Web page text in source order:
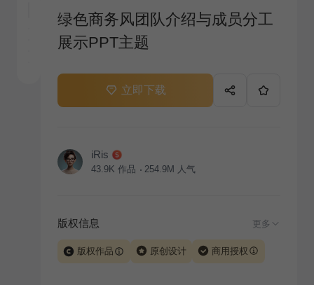
绿色商务风团队介绍与成员分工
展示PPT主题
立即下载
iRis
43.9K 作品 254.9M 人气
版权信息 更多
版权作品 原创设计 商用授权